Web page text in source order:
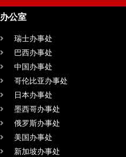
办公室
瑞士办事处
巴西办事处
中国办事处
哥伦比亚办事处
日本办事处
墨西哥办事处
俄罗斯办事处
美国办事处
新加坡办事处